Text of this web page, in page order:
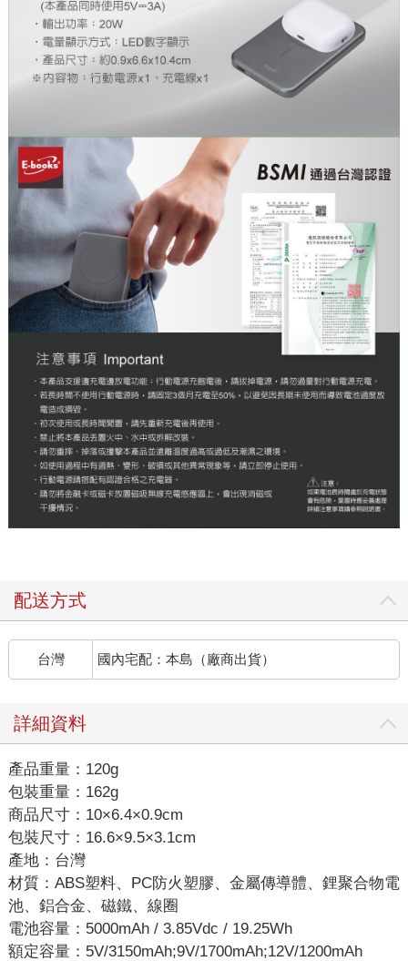
配送方式
台灣 國內宅配：本島（廠商出貨）
詳細資料
產品重量：120g
包裝重量：162g
商品尺寸：10×6.4×0.9cm
包裝尺寸：16.6×9.5×3.1cm
產地：台灣
材質：ABS塑料、PC防火塑膠、金屬傳導體、鋰聚合物電
池、鋁合金、磁鐵、線圈
電池容量：5000mAh / 3.85Vdc / 19.25Wh
額定容量：5V/3150mAh;9V/1700mAh;12V/1200mAh